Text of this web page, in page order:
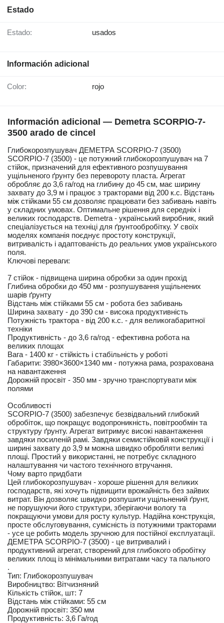
Estado
Estado: usados
Información adicional
Color: rojo
Información adicional — Demetra SCORPIO-7-
3500 arado de cincel
Глибокорозпушувач ДЕМЕТРА SCORPIO-7 (3500)
SCORPIO-7 (3500) - це потужний глибокорозпушувач на 7
стійок, призначений для ефективного розпушування
ущільненого ґрунту без перевороту пласта. Агрегат
обробляє до 3,6 га/год на глибину до 45 см, має ширину
захвату до 3,9 м і працює з тракторами від 200 к.с. Відстань
між стійками 55 см дозволяє працювати без забивань навіть
у складних умовах. Оптимальне рішення для середніх і
великих господарств. Demetra - український виробник, який
спеціалізується на техніці для ґрунтообробітку. У своїх
моделях компанія поєднує простоту конструкції,
витривалість і адаптованість до реальних умов українського
поля.
Ключові переваги:
7 стійок - підвищена ширина обробки за один прохід
Глибина обробки до 450 мм - розпушування ущільнених
шарів ґрунту
Відстань між стійками 55 см - робота без забивань
Ширина захвату - до 390 см - висока продуктивність
Потужність трактора - від 200 к.с. - для великогабаритної
техніки
Продуктивність - до 3,6 га/год - ефективна робота на
великих площах
Вага - 1400 кг - стійкість і стабільність у роботі
Габарити: 3980×3600×1340 мм - потужна рама, розрахована
на навантаження
Дорожній просвіт - 350 мм - зручно транспортувати між
полями
Особливості
SCORPIO-7 (3500) забезпечує безвідвальний глибокий
обробіток, що покращує водопроникність, повітрообмін та
структуру ґрунту. Агрегат витримує високі навантаження
завдяки посиленій рамі. Завдяки семистійковій конструкції і
ширині захвату до 3,9 м можна швидко обробляти великі
площі. Простий у використанні, не потребує складного
налаштування чи частого технічного втручання.
Чому варто придбати
Цей глибокорозпушувач - хороше рішення для великих
господарств, які хочуть підвищити врожайність без зайвих
витрат. Він дозволяє швидко розпушити ущільнений ґрунт,
не порушуючи його структури, зберігаючи вологу та
покращуючи умови для росту культур. Надійна конструкція,
просте обслуговування, сумісність із потужними тракторами
- усе це робить модель зручною для постійної експлуатації.
ДЕМЕТРА SCORPIO-7 (3500) - це витривалий і
продуктивний агрегат, створений для глибокого обробітку
великих площ із мінімальними витратами часу та пального
.
Тип: Глибокорозпушувач
Виробництво: Вітчизняний
Кількість стійок, шт: 7
Відстань між стійками: 55 см
Дорожній просвіт: 350 мм
Продуктивність: 3,6 Га/год